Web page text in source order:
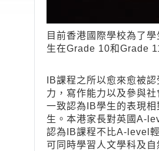
目前香港國際學校為了
生在Grade 10和Grade
IB課程之所以愈來愈被
力，寫作能力以及參與
一致認為IB學生的表現
生。本港家長對英國A-
認為IB課程不比A-level
可同時學習人文學科及